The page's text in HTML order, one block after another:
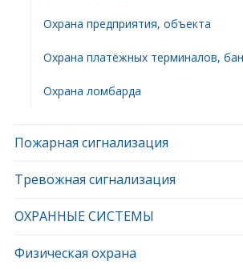
Охрана предприятия, объекта
Охрана платёжных терминалов,
Охрана ломбарда
Пожарная сигнализация
Тревожная сигнализация
ОХРАННЫЕ СИСТЕМЫ
Физическая охрана